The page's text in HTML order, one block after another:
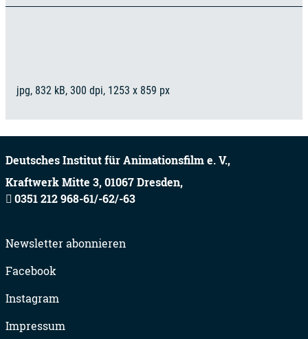
jpg, 832 kB, 300 dpi, 1253 x 859 px
Deutsches Institut für Animationsfilm e. V.,
Kraftwerk Mitte 3,01067Dresden,
0351 212 968-61/-62/-63
Newsletter abonnieren
Facebook
Instagram
Impressum